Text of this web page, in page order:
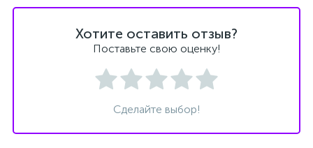
Хотите оставить отзыв?
Поставьте свою оценку!
Сделайте выбор!